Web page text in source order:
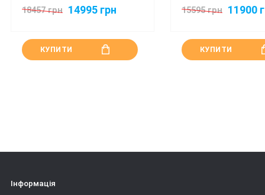
18457 грн 14995 грн
КУПИТИ
15595 грн 11900
КУПИТИ
Інформація